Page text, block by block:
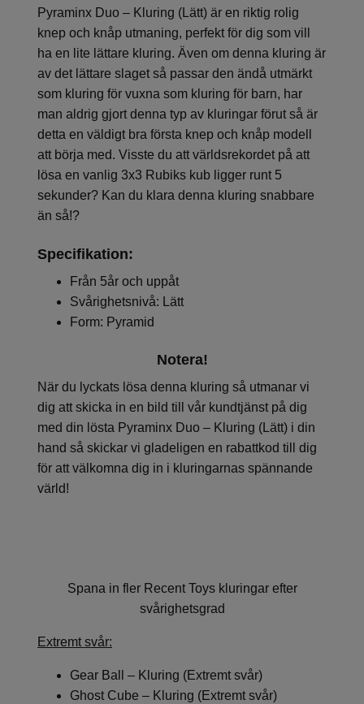
Pyraminx Duo – Kluring (Lätt) är en riktig rolig
knep och knåp utmaning, perfekt för dig som vill
ha en lite lättare kluring. Även om denna kluring är
av det lättare slaget så passar den ändå utmärkt
som kluring för vuxna som kluring för barn, har
man aldrig gjort denna typ av kluringar förut så är
detta en väldigt bra första knep och knåp modell
att börja med. Visste du att världsrekordet på att
lösa en vanlig 3x3 Rubiks kub ligger runt 5
sekunder? Kan du klara denna kluring snabbare
än så!?
Specifikation:
Från 5år och uppåt
Svårighetsnivå: Lätt
Form: Pyramid
Notera!
När du lyckats lösa denna kluring så utmanar vi
dig att skicka in en bild till vår kundtjänst på dig
med din lösta Pyraminx Duo – Kluring (Lätt) i din
hand så skickar vi gladeligen en rabattkod till dig
för att välkomna dig in i kluringarnas spännande
värld!
Spana in fler Recent Toys kluringar efter
svårighetsgrad
Extremt svår:
Gear Ball – Kluring (Extremt svår)
Ghost Cube – Kluring (Extremt svår)